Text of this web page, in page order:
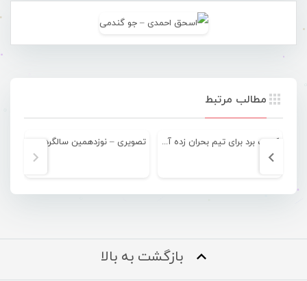
مطالب مرتبط
کسب برد برای تیم بحران زده آذرخش
بازگشت به بالا